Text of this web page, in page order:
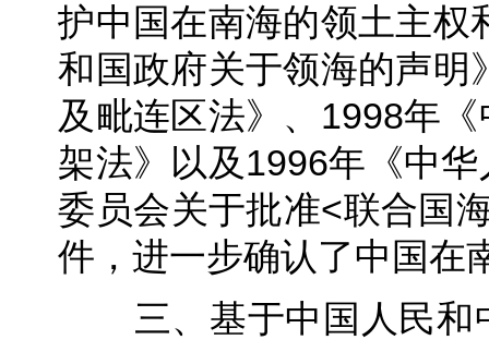
护中国在南海的领土主权
和国政府关于领海的声明
及毗连区法》、1998年
架法》以及1996年《中
委员会关于批准<联合国
件，进一步确认了中国在
三、基于中国人民和